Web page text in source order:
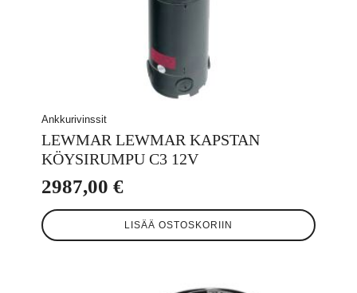
Ankkurivinssit
LEWMAR LEWMAR KAPSTAN
KÖYSIRUMPU C3 12V
2987,00 €
LISÄÄ OSTOSKORIIN